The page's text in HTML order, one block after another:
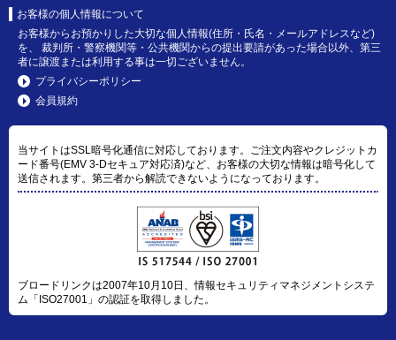
お客様の個人情報について
お客様からお預かりした大切な個人情報(住所・氏名・メールアドレスなど)
を、 裁判所・警察機関等・公共機関からの提出要請があった場合以外、第三
者に譲渡または利用する事は一切ございません。
プライバシーポリシー
会員規約
当サイトはSSL暗号化通信に対応しております。ご注文内容やクレジットカ
ード番号(EMV 3-Dセキュア対応済)など、お客様の大切な情報は暗号化して
送信されます。第三者から解読できないようになっております。
ブロードリンクは2007年10月10日、情報セキュリティマネジメントシステ
ム「ISO27001」の認証を取得しました。